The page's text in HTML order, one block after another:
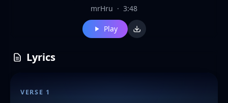
mrHru · 3:48
Play
Lyrics
VERSE 1